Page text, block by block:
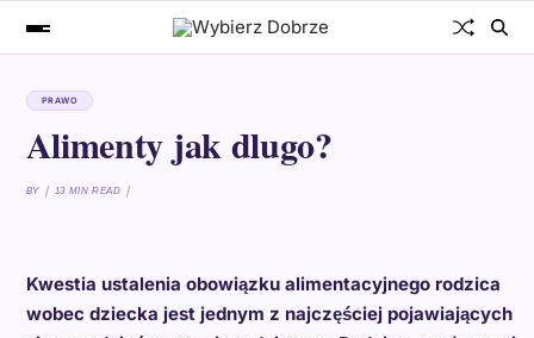
PRAWO
Alimenty jak dlugo?
BY 13 MIN READ
Kwestia ustalenia obowiązku alimentacyjnego rodzica
wobec dziecka jest jednym z najczęściej pojawiających